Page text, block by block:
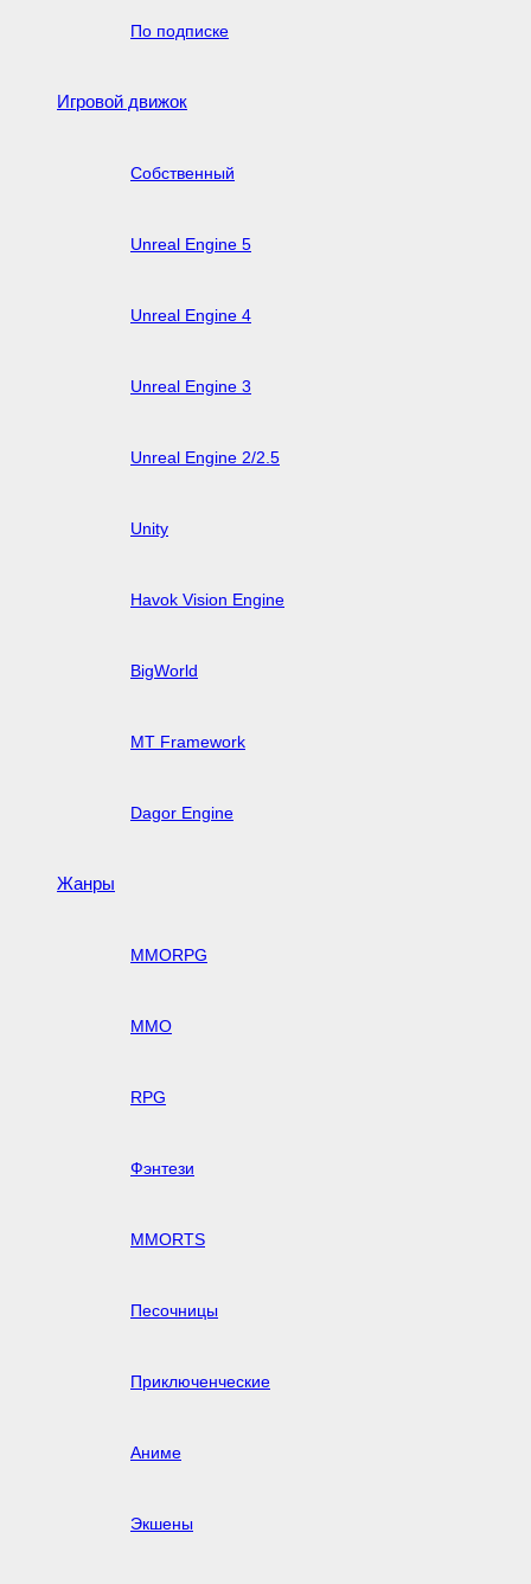
По подписке
Игровой движок
Собственный
Unreal Engine 5
Unreal Engine 4
Unreal Engine 3
Unreal Engine 2/2.5
Unity
Havok Vision Engine
BigWorld
MT Framework
Dagor Engine
Жанры
MMORPG
MMO
RPG
Фэнтези
MMORTS
Песочницы
Приключенческие
Аниме
Экшены